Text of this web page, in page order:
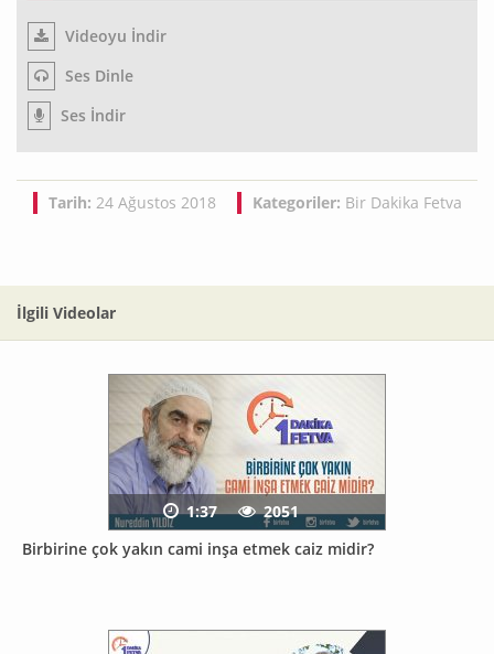
Videoyu İndir
Ses Dinle
Ses İndir
Tarih: 24 Ağustos 2018 Kategoriler: Bir Dakika Fetva
İlgili Videolar
Birbirine çok yakın cami inşa etmek caiz midir?
1:37 2051